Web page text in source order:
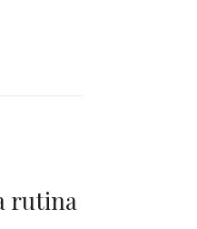
rutina